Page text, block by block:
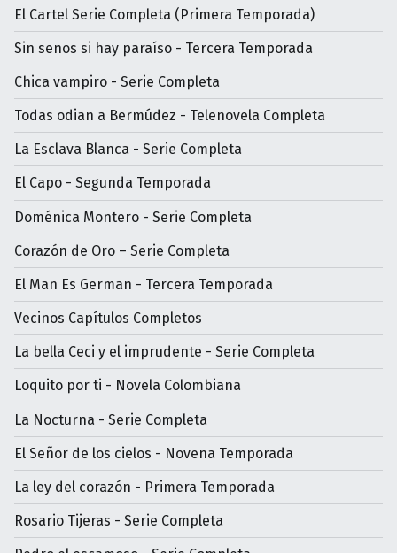
El Cartel Serie Completa (Primera Temporada)
Sin senos si hay paraíso - Tercera Temporada
Chica vampiro - Serie Completa
Todas odian a Bermúdez - Telenovela Completa
La Esclava Blanca - Serie Completa
El Capo - Segunda Temporada
Doménica Montero - Serie Completa
Corazón de Oro – Serie Completa
El Man Es German - Tercera Temporada
Vecinos Capítulos Completos
La bella Ceci y el imprudente - Serie Completa
Loquito por ti - Novela Colombiana
La Nocturna - Serie Completa
El Señor de los cielos - Novena Temporada
La ley del corazón - Primera Temporada
Rosario Tijeras - Serie Completa